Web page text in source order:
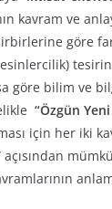
kavram ve
göre
göre bilim ve
“Özgün
için her iki